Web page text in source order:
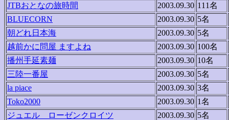
JTBおとなの旅時間
2003.09.30 111名
BLUECORN
2003.09.30 5名
朝どれ日本海
2003.09.30 5名
越前かに問屋 ますよね
2003.09.30 100名
播州手延素麺
2003.09.30 10名
三陸一番屋
2003.09.30 5名
la piace
2003.09.30 3名
Toko2000
2003.09.30 1名
ジュエル ローゼンクロイツ
2003.09.30 5名